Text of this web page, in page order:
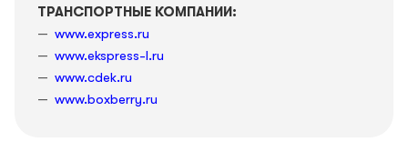
ТРАНСПОРТНЫЕ КОМПАНИИ:
www.express.ru
www.ekspress-l.ru
www.cdek.ru
www.boxberry.ru